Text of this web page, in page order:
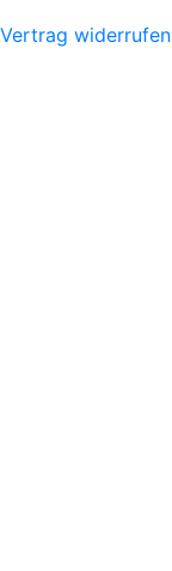
Vertrag widerrufen